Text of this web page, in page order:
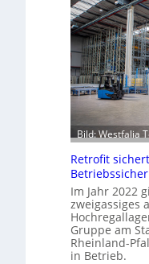
u
Bild: Westfalia
Retrofit
Im Jahr 2022
zweigassiges
Gruppe am
Rheinland-
in Betrieb.